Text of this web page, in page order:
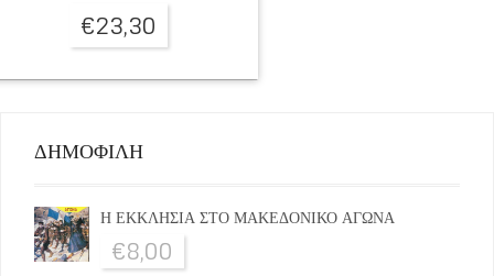
€23,30
ΔΗΜΟΦΙΛΗ
Η ΕΚΚΛΗΣΙΑ ΣΤΟ ΜΑΚΕΔΟΝΙΚΟ ΑΓΩΝΑ
€8,00